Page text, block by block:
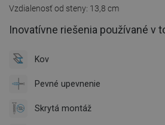
Vzdialenosť od steny: 13,8 cm
Inovatívne riešenia používané v
Kov
Pevné upevnenie
Skrytá montáž